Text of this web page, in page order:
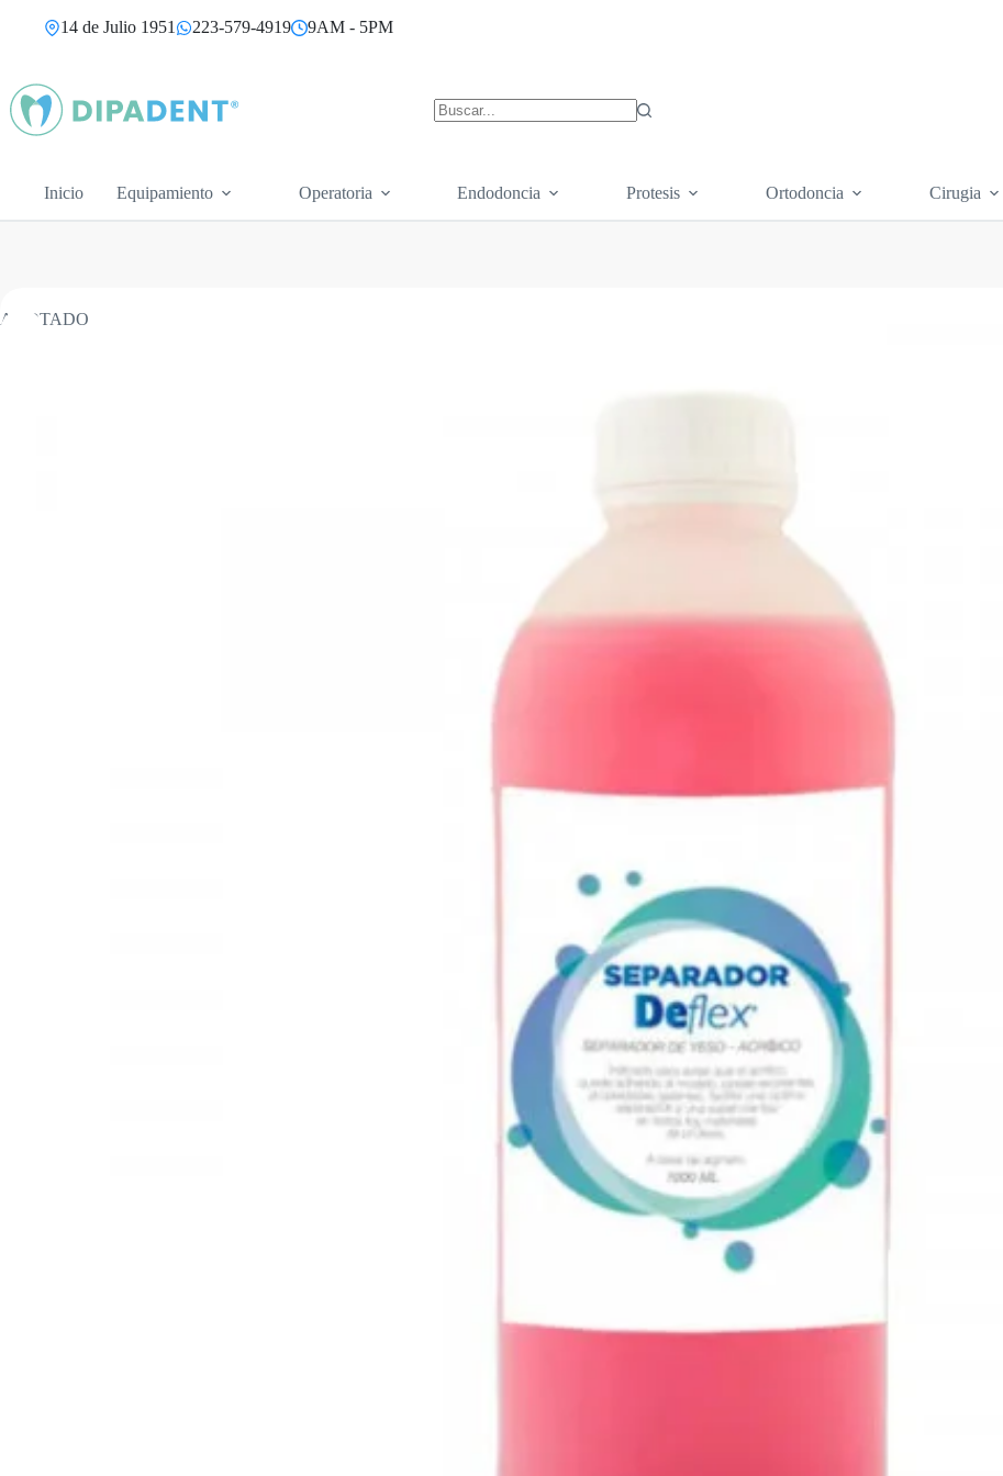
14 de Julio 1951 223-579-4919 9AM - 5PM
Inicio Equipamiento Operatoria Endodoncia Protesis Ortodoncia Cirugia
AGOTADO